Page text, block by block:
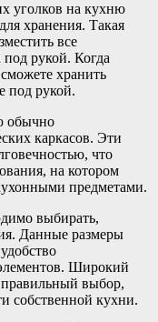
уголков на кухню
хранения. Такая
все
рукой. Когда
хранить
под рукой.
обычно
каркасов. Эти
что
на котором
предметами.
выбирать,
Данные размеры
Широкий
правильный выбор,
собственной кухни.